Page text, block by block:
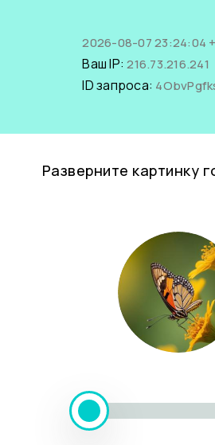
2026-08-07 23:24:04
Ваш IP:216.73.216.241
ID запроса:
Разверните картинку